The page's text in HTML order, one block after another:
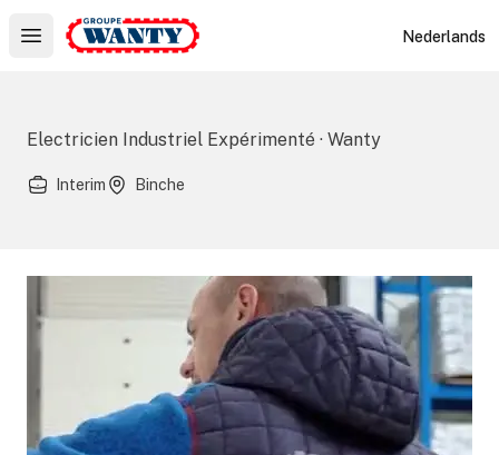
Open main menu
Le Groupe Wanty Nederlands
Electricien Industriel Expérimenté · Wanty
Interim Binche